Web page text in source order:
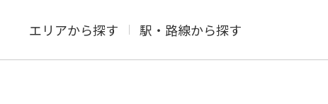
エリアから探す 駅・路線から探す